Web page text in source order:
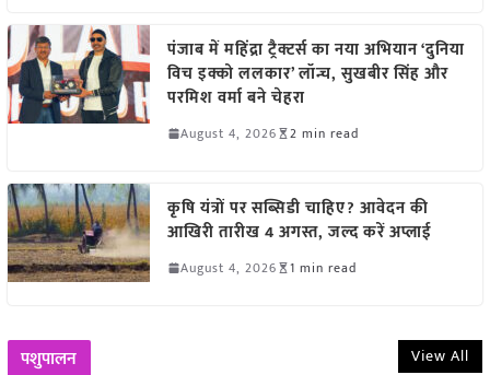
पंजाब में महिंद्रा ट्रैक्टर्स का नया अभियान ‘दुनिया
विच इक्को ललकार’ लॉन्च, सुखबीर सिंह और
परमिश वर्मा बने चेहरा
August 4, 2026 2 min read
कृषि यंत्रों पर सब्सिडी चाहिए? आवेदन की
आखिरी तारीख 4 अगस्त, जल्द करें अप्लाई
August 4, 2026 1 min read
पशुपालन View All